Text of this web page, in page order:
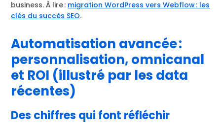
business. À lire : migration WordPress vers Webflow : les
clés du succès SEO.
Automatisation avancée :
personnalisation, omnicanal
et ROI (illustré par les data
récentes)
Des chiffres qui font réfléchir